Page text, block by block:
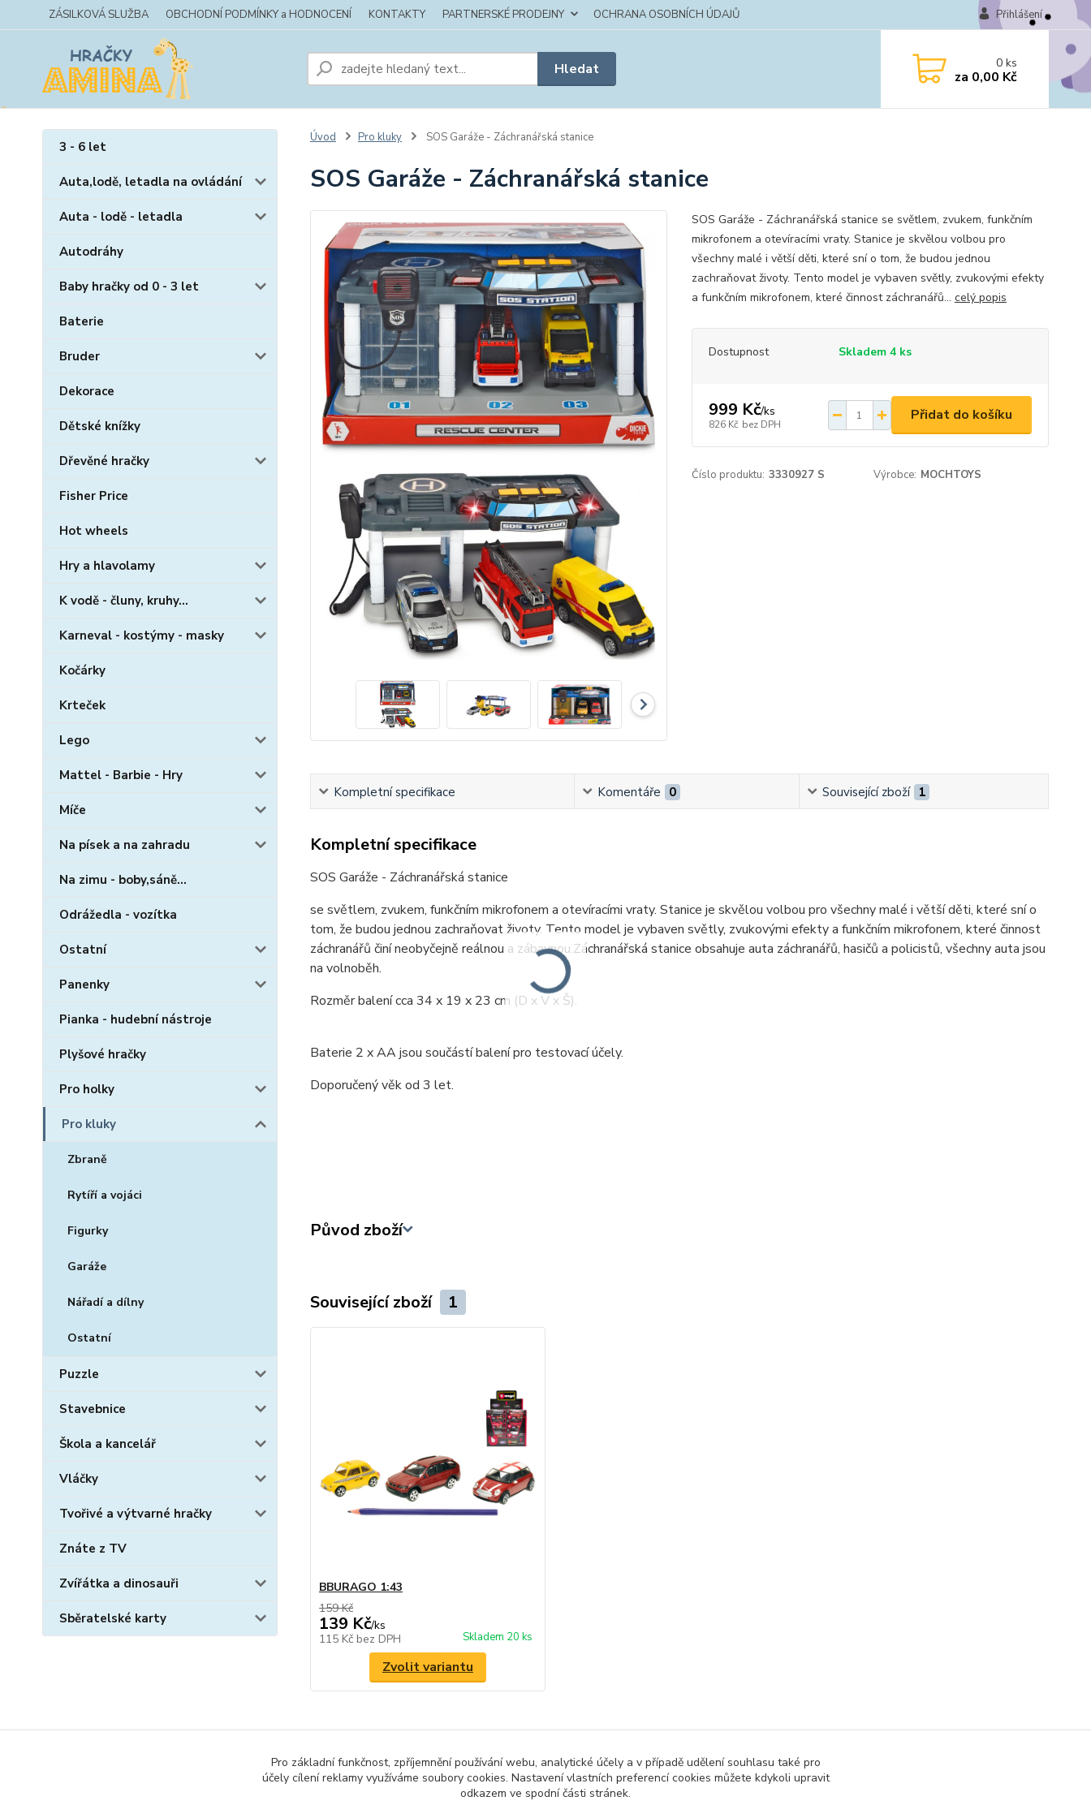
ZÁSILKOVÁ SLUŽBA OBCHODNÍ PODMÍNKY a HODNOCENÍ KONTAKTY PARTNERSKÉ PRODEJNY OCHRANA OSOBNÍCH ÚDAJŮ Přihlášení
Hledat 0ks
za 0,00 Kč
3 - 6 let
Auta,lodě, letadla na ovládání
Auta - lodě - letadla
Autodráhy
Baby hračky od 0 - 3 let
Baterie
Bruder
Dekorace
Dětské knížky
Dřevěné hračky
Fisher Price
Hot wheels
Hry a hlavolamy
K vodě - čluny, kruhy...
Karneval - kostýmy - masky
Kočárky
Krteček
Lego
Mattel - Barbie - Hry
Míče
Na písek a na zahradu
Na zimu - boby,sáně...
Odrážedla - vozítka
Ostatní
Panenky
Pianka - hudební nástroje
Plyšové hračky
Pro holky
Pro kluky
Zbraně
Rytíří a vojáci
Figurky
Garáže
Nářadí a dílny
Ostatní
Puzzle
Stavebnice
Škola a kancelář
Vláčky
Tvořivé a výtvarné hračky
Znáte z TV
Zvířátka a dinosauři
Sběratelské karty
Úvod Pro kluky SOS Garáže - Záchranářská stanice
SOS Garáže - Záchranářská stanice
SOS Garáže - Záchranářská stanice se světlem, zvukem, funkčním
mikrofonem a otevíracími vraty. Stanice je skvělou volbou pro
všechny malé i větší děti, které sní o tom, že budou jednou
zachraňovat životy. Tento model je vybaven světly, zvukovými efekty
a funkčním mikrofonem, které činnost záchranářů... celý popis
Dostupnost Skladem 4 ks
999 Kč/ks
826 Kč bez DPH
Přidat do košíku
Číslo produktu: 3330927 S Výrobce: MOCHTOYS
Kompletní specifikace Komentáře 0 Související zboží 1
Kompletní specifikace
SOS Garáže - Záchranářská stanice
se světlem, zvukem, funkčním mikrofonem a otevíracími vraty. Stanice je skvělou volbou pro všechny malé i větší děti, které sní o
tom, že budou jednou zachraňovat životy. Tento model je vybaven světly, zvukovými efekty a funkčním mikrofonem, které činnost
záchranářů činí neobyčejně reálnou a zábavnou.Záchranářská stanice obsahuje auta záchranářů, hasičů a policistů, všechny auta jsou
na volnoběh.
Rozměr balení cca 34 x 19 x 23 cm (D x V x Š).
Baterie 2 x AA jsou součástí balení pro testovací účely.
Doporučený věk od 3 let.
Původ zboží
Související zboží 1
BBURAGO 1:43
159 Kč
139 Kč/ks
115 Kč bez DPH Skladem 20 ks
Zvolit variantu
Zboží zařazeno v kategoriích
Pro základní funkčnost, zpříjemnění používání webu, analytické účely a v případě udělení souhlasu také pro
účely cílení reklamy využíváme soubory cookies. Nastavení vlastních preferencí cookies můžete kdykoli upravit
odkazem ve spodní části stránek.